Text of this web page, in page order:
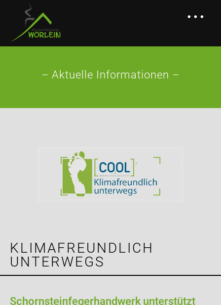
...
> BRANDSCHUTZ & BETRIEBSSICHERHEIT
KONTAKTDATEN
– Aktuelle Informationen –
KLIMAFREUNDLICH
UNTERWEGS
Schornsteinfegerhandwerk unterstützt